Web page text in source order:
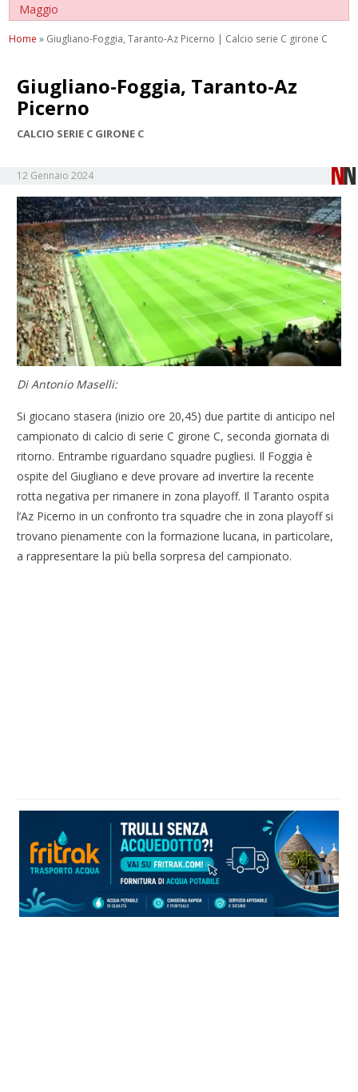
Maggio
Home » Giugliano-Foggia, Taranto-Az Picerno | Calcio serie C girone C
Giugliano-Foggia, Taranto-Az
Picerno
CALCIO SERIE C GIRONE C
12 Gennaio 2024
Di Antonio Maselli:
Si giocano stasera (inizio ore 20,45) due partite di anticipo nel
campionato di calcio di serie C girone C, seconda giornata di
ritorno. Entrambe riguardano squadre pugliesi. Il Foggia è
ospite del Giugliano e deve provare ad invertire la recente
rotta negativa per rimanere in zona playoff. Il Taranto ospita
l’Az Picerno in un confronto tra squadre che in zona playoff si
trovano pienamente con la formazione lucana, in particolare,
a rappresentare la più bella sorpresa del campionato.